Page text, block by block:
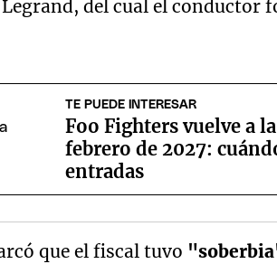
del cual el conductor
TE PUEDE INTERESAR
Foo Fighters vuelve a
febrero de 2027:
entradas
que el fiscal tuvo